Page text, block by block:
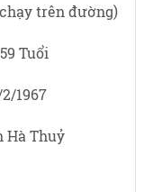
trên đường)
Tuổi
1967
Hà Thuỷ